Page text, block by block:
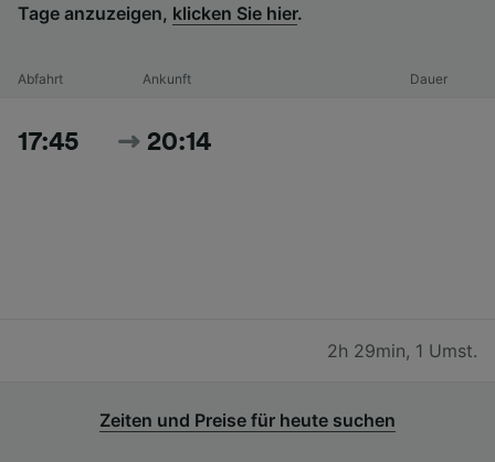
Tage anzuzeigen, klicken Sie hier.
Abfahrt Ankunft Dauer
17:45 20:14
2h 29min, 1 Umst.
Zeiten und Preise für heute suchen